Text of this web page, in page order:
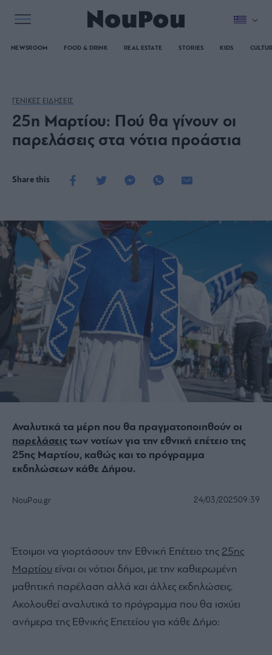
NEWSROOM FOOD & DRINK REAL ESTATE STORIES KIDS
ΓΕΝΙΚΕΣ ΕΙΔΗΣΕΙΣ
25η Μαρτίου: Πού θα γίνουν οι
παρελάσεις στα νότια προάστια
Share this
Αναλυτικά τα μέρη που θα πραγματοποιηθούν οι
παρελάσεις των νοτίων για την εθνική επέτειο της
25ης Μαρτίου, καθώς και το πρόγραμμα
εκδηλώσεων κάθε Δήμου.
NouPou.gr 24/03/202509:39
Έτοιμοι να γιορτάσουν την Εθνική Επέτειο της 25ης
Μαρτίου είναι οι νότιοι δήμοι, με την καθιερωμένη
μαθητική παρέλαση αλλά και άλλες εκδηλώσεις.
Ακολουθεί αναλυτικά το πρόγραμμα που θα ισχύει
ανήμερα της Εθνικής Επετείου για κάθε Δήμο: